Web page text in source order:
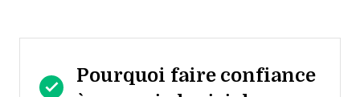
Pourquoi faire confiance